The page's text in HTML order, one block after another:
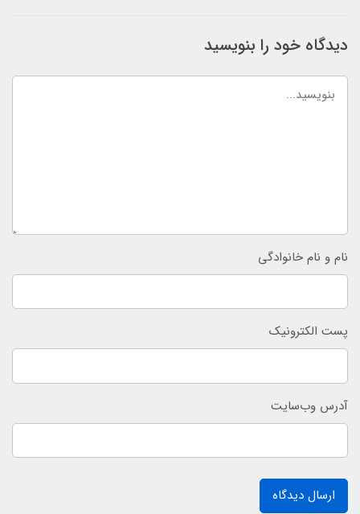
دیدگاه خود را بنویسید
نام و نام خانوادگی
پست الکترونیک
آدرس وب‌سایت
ارسال دیدگاه